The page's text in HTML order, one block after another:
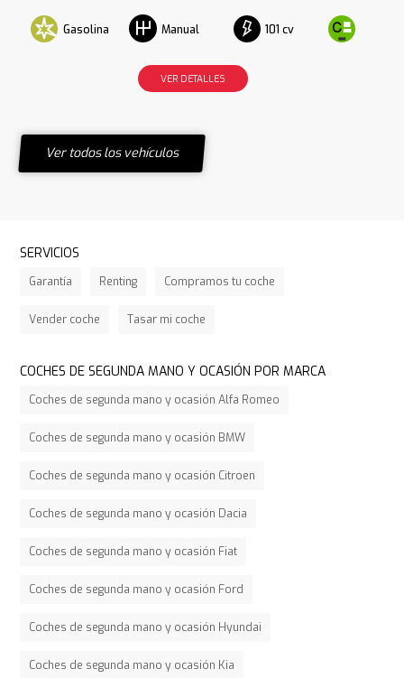
Gasolina Manual 101 cv
VER DETALLES
Ver todos los vehículos
SERVICIOS
Garantía Renting Compramos tu coche
Vender coche Tasar mi coche
COCHES DE SEGUNDA MANO Y OCASIÓN POR MARCA
Coches de segunda mano y ocasión Alfa Romeo
Coches de segunda mano y ocasión BMW
Coches de segunda mano y ocasión Citroen
Coches de segunda mano y ocasión Dacia
Coches de segunda mano y ocasión Fiat
Coches de segunda mano y ocasión Ford
Coches de segunda mano y ocasión Hyundai
Coches de segunda mano y ocasión Kia